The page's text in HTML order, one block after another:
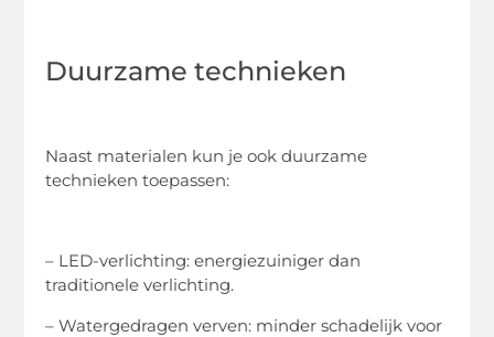
Duurzame technieken
Naast materialen kun je ook duurzame
technieken toepassen:
– LED-verlichting: energiezuiniger dan
traditionele verlichting.
– Watergedragen verven: minder schadelijk voor